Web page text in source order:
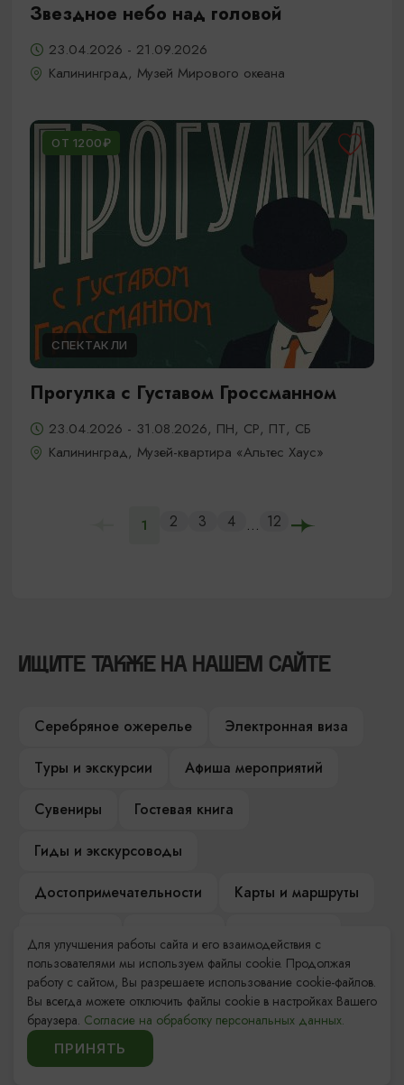
Звездное небо над головой
23.04.2026 - 21.09.2026
Калининград, Музей Мирового океана
ОТ 1200₽
СПЕКТАКЛИ
Прогулка с Густавом Гроссманном
23.04.2026 - 31.08.2026, ПН, СР, ПТ, СБ
Калининград, Музей-квартира «Альтес Хаус»
1 2 3 4 ... 12
ИЩИТЕ ТАКЖЕ НА НАШЕМ САЙТЕ
Серебряное ожерелье
Электронная виза
Туры и экскурсии
Афиша мероприятий
Сувениры
Гостевая книга
Гиды и экскурсоводы
Достопримечательности
Карты и маршруты
Компас Балтийской кухни
Настоящий Калининградец
Музеи
Для улучшения работы сайта и его взаимодействия с
пользователями мы используем файлы cookie. Продолжая
работу с сайтом, Вы разрешаете использование cookie-файлов.
Вы всегда можете отключить файлы cookie в настройках Вашего
браузера. Согласие на обработку персональных данных.
ПРИНЯТЬ